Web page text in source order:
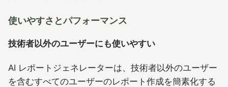
使いやすさとパフォーマンス
技術者以外のユーザーにも使いやすい
AI レポートジェネレーターは、技術者以外のユーザー
を含むすべてのユーザーのレポート作成を簡素化する